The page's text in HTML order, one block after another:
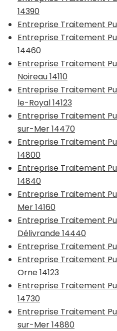
14390
Entreprise Traitement
Entreprise Traitement
14460
Entreprise Traitement
Noireau 14110
Entreprise Traitement
le-Royal 14123
Entreprise Traitement
sur-Mer 14470
Entreprise Traitement
14800
Entreprise Traitement
14840
Entreprise Traitement
Mer 14160
Entreprise Traitement
Délivrande 14440
Entreprise Traitement
Entreprise Traitement
Orne 14123
Entreprise Traitement
14730
Entreprise Traitement
sur-Mer 14880